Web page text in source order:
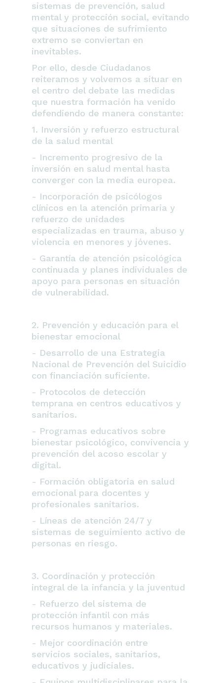
sistemas de prevención, salud
mental y protección social, evitando
que situaciones de sufrimiento
extremo se conviertan en
inevitables.
Por ello, desde Ciudadanos
reiteramos y volvemos a situar en
el centro del debate las medidas
que nuestra formación ha venido
defendiendo de manera constante:
1. Inversión y refuerzo estructural
de la salud mental
- Incremento progresivo de la
inversión en salud mental hasta
converger con la media europea.
- Incorporación de psicólogos
clínicos en la atención primaria y
refuerzo de unidades
especializadas en trauma, abuso y
violencia en menores y jóvenes.
- Garantía de atención psicológica
continuada y planes individuales de
apoyo para personas en situación
de vulnerabilidad.
2. Prevención y educación para el
bienestar emocional
- Desarrollo de una Estrategia
Nacional de Prevención del Suicidio
con financiación suficiente.
- Protocolos de detección
temprana en centros educativos y
sanitarios.
- Programas educativos sobre
bienestar psicológico, convivencia y
prevención del acoso escolar y
digital.
- Formación obligatoria en salud
emocional para docentes y
profesionales sanitarios.
- Líneas de atención 24/7 y
sistemas de seguimiento activo de
personas en riesgo.
3. Coordinación y protección
integral de la infancia y la juventud
- Refuerzo del sistema de
protección infantil con más
recursos humanos y materiales.
- Mejor coordinación entre
servicios sociales, sanitarios,
educativos y judiciales.